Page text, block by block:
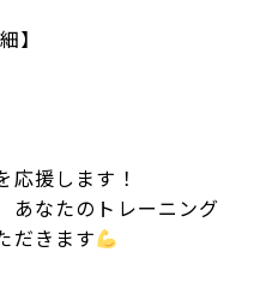
】
応援します！
あなたのトレーニング
だきます